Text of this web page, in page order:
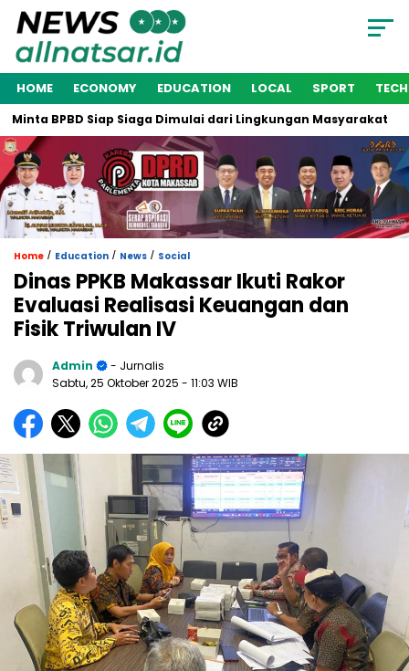
HOME ECONOMY EDUCATION LOCAL SPORT
BPBD Siap Siaga Dimulai dari Lingkungan Masyarakat
Home / Education / News / Social
Dinas PPKB Makassar Ikuti Rakor
Evaluasi Realisasi Keuangan dan
Fisik Triwulan IV
Admin
- Jurnalis
Sabtu, 25 Oktober 2025 - 11:03 WIB